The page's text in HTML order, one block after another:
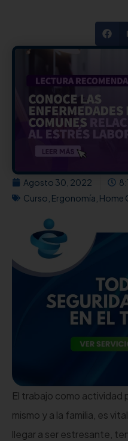
Agosto 30, 2022
Curso Ergonomía Home
El trabajo como actividad
mismo y a la familia, es
llegar a ser estresante,